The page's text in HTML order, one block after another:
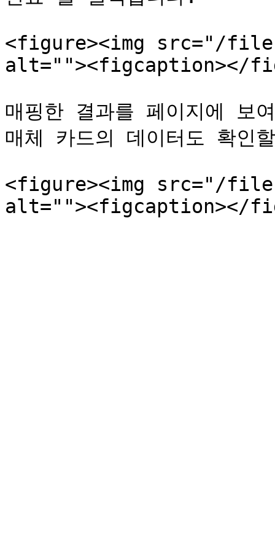
<figure><img src="/files/
alt=""><figcaption></
매핑한 결과를 페이지에 보
매체 카드의 데이터도 확인
<figure><img src="/files/